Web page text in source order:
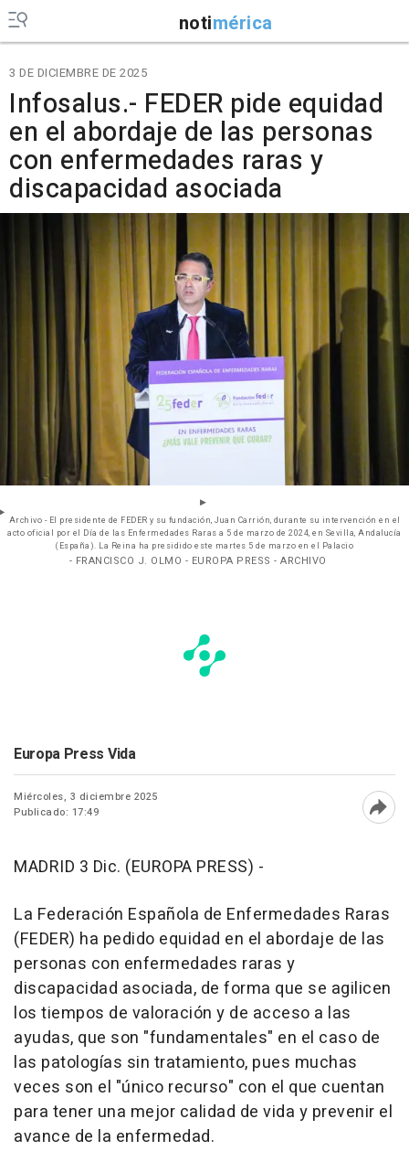
notimérica
3 DE DICIEMBRE DE 2025
Infosalus.- FEDER pide equidad
en el abordaje de las personas
con enfermedades raras y
discapacidad asociada
Archivo - El presidente de FEDER y su fundación, Juan Carrión, durante su intervención en el
acto oficial por el Día de las Enfermedades Raras a 5 de marzo de 2024, en Sevilla, Andalucía
(España). La Reina ha presidido este martes 5 de marzo en el Palacio
- FRANCISCO J. OLMO - EUROPA PRESS - ARCHIVO
Europa Press Vida
Miércoles, 3 diciembre 2025
Publicado: 17:49
MADRID 3 Dic. (EUROPA PRESS) -
La Federación Española de Enfermedades Raras
(FEDER) ha pedido equidad en el abordaje de las
personas con enfermedades raras y
discapacidad asociada, de forma que se agilicen
los tiempos de valoración y de acceso a las
ayudas, que son "fundamentales" en el caso de
las patologías sin tratamiento, pues muchas
veces son el "único recurso" con el que cuentan
para tener una mejor calidad de vida y prevenir el
avance de la enfermedad.